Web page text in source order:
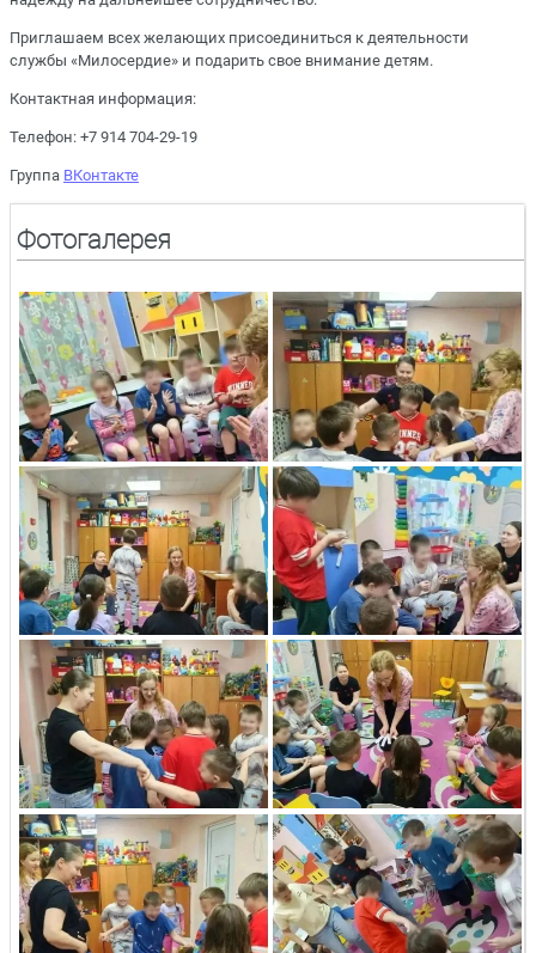
Приглашаем всех желающих присоединиться к деятельности
службы «Милосердие» и подарить свое внимание детям.
Контактная информация:
Телефон: +7 914 704-29-19
Группа ВКонтакте
Фотогалерея